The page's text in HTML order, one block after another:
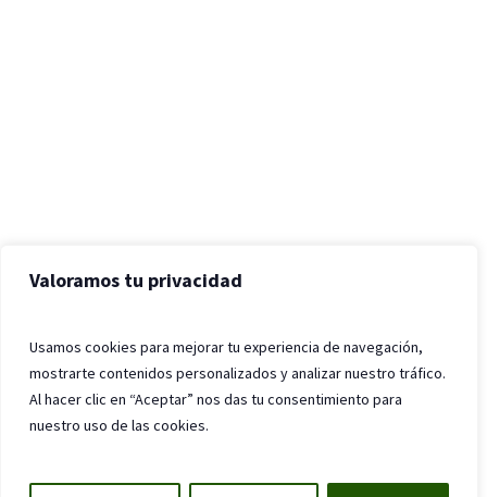
Valoramos tu privacidad
Usamos cookies para mejorar tu experiencia de navegación,
mostrarte contenidos personalizados y analizar nuestro tráfico.
Al hacer clic en “Aceptar” nos das tu consentimiento para
nuestro uso de las cookies.